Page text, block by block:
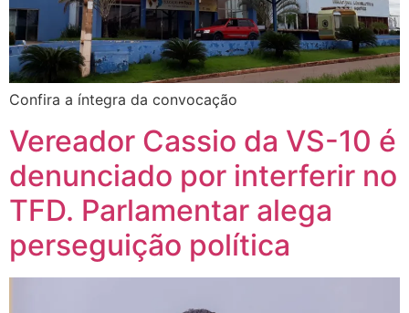
Confira a íntegra da convocação
Vereador Cassio da VS-10 é
denunciado por interferir no
TFD. Parlamentar alega
perseguição política